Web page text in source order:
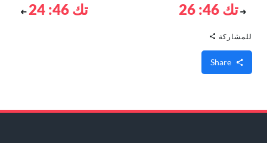
تك 46: 26 تك 46: 24
للمشاركة